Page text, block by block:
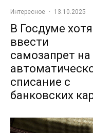
Интересное · 13.10.2025
В Госдуме
ввести
самозапрет на
списание с
банковских